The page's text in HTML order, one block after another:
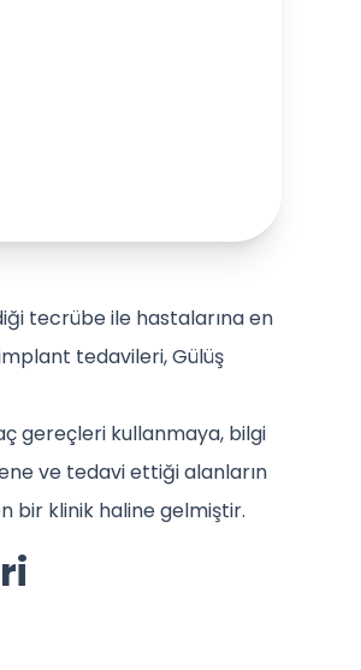
tecrübe ile hastalarına en
implant tedavileri, Gülüş
gereçleri kullanmaya, bilgi
ve tedavi ettiği alanların
bir klinik haline gelmiştir.